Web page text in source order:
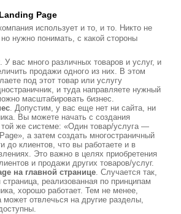
Page
использует и то, и то. Никто не
нужно понимать, с какой стороны
. У вас много различных товаров и услуг, и
продажи одного из них. В этом
под этот товар или услугу
и туда направляете нужный
масштабировать бизнес.
. Допустим, у вас еще нет ни сайта, ни
Вы можете начать с создания
той же системе: «Один товар/услуга —
а затем создать многостраничный
до клиентов, что вы работаете и в
Это важно в целях приобретения
и продажи других товаров/услуг.
на главной странице . Случается так,
страница, реализованная по принципам
хорошо работает. Тем не менее,
может отвлечься на другие разделы,